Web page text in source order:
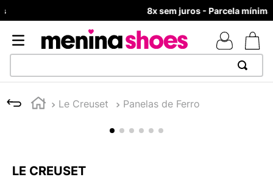
8x sem juros - Parcela mínima R$ 70,00
Le Creuset Panelas de Ferro
LE CREUSET
1
TÊNIS NEWS BALANCE 530
MELISSAS MINI BABY
4º
TÊNIS VEJA WHITE